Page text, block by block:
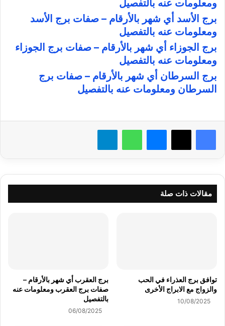
ومعلومات عنه بالتفصيل
برج الأسد أي شهر بالأرقام – صفات برج الأسد
ومعلومات عنه بالتفصيل
برج الجوزاء أي شهر بالأرقام – صفات برج الجوزاء
ومعلومات عنه بالتفصيل
برج السرطان أي شهر بالأرقام – صفات برج
السرطان ومعلومات عنه بالتفصيل
فيسبوك X ماسنجر واتساب
مقالات ذات صلة
توافق برج العذراء في الحب
والزواج مع الابراج الأخرى
10/08/2025
برج العقرب أي شهر بالأرقام –
صفات برج العقرب ومعلومات عنه
بالتفصيل
06/08/2025